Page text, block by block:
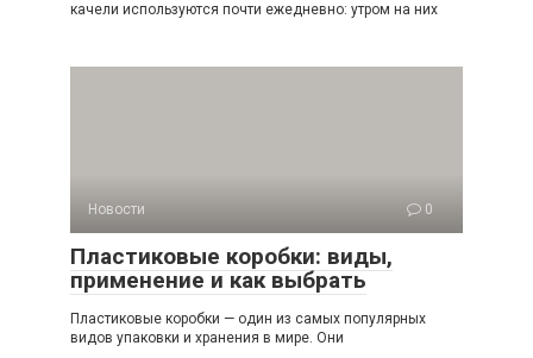
качели используются почти ежедневно: утром на них
Новости 0
Пластиковые коробки: виды,
применение и как выбрать
Пластиковые коробки — один из самых популярных
видов упаковки и хранения в мире. Они